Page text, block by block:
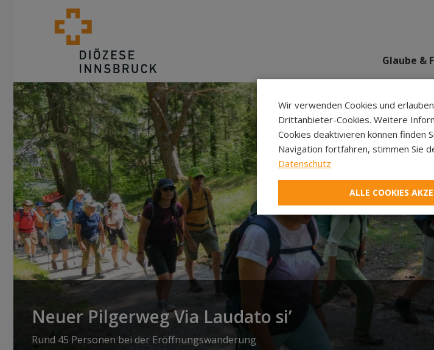
Glaube &
Neuer Pilgerweg Via Laudato si’
Rund 45 Personen bei der Eröffnungswanderung
Wir verwenden Cookies und
Drittanbieter-Cookies. Weitere
Cookies deaktivieren können finden
Navigation fortfahren, stimmen Sie
Datenschutz
ALLE COOKIES